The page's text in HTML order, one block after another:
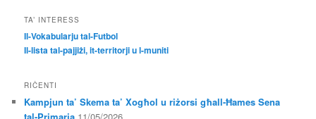
TA’ INTERESS
Il-Vokabularju tal-Futbol
Il-lista tal-pajjiżi, it-territorji u l-muniti
RIĊENTI
Kampjun ta’ Skema ta’ Xogħol u riżorsi għall-Ħames Sena